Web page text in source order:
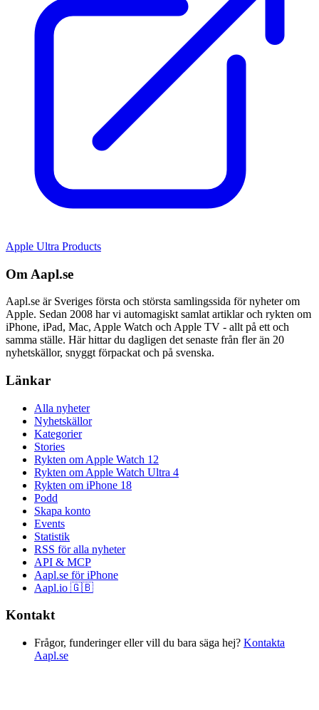
Apple Ultra Products
Om Aapl.se
Aapl.se är Sveriges första och största samlingssida för nyheter om
Apple. Sedan 2008 har vi automagiskt samlat artiklar och rykten om
iPhone, iPad, Mac, Apple Watch och Apple TV - allt på ett och
samma ställe. Här hittar du dagligen det senaste från fler än 20
nyhetskällor, snyggt förpackat och på svenska.
Länkar
Alla nyheter
Nyhetskällor
Kategorier
Stories
Rykten om Apple Watch 12
Rykten om Apple Watch Ultra 4
Rykten om iPhone 18
Podd
Skapa konto
Events
Statistik
RSS för alla nyheter
API & MCP
Aapl.se för iPhone
Aapl.io 🇬🇧
Kontakt
Frågor, funderinger eller vill du bara säga hej? Kontakta
Aapl.se